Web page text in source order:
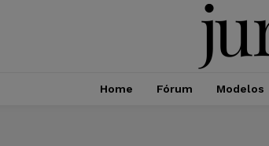
Home Fórum Modelos